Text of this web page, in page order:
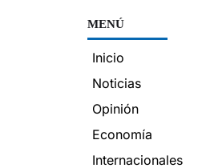
MENÚ
Inicio
Noticias
Opinión
Economía
Internacionales